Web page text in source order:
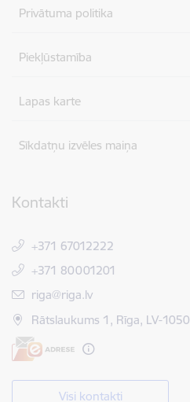
Privātuma politika
Piekļūstamība
Lapas karte
Sīkdatņu izvēles maiņa
Kontakti
+371 67012222
+371 80001201
E-pasts:
riga@riga.lv
Rātslaukums 1, Rīga, LV-1050
Visi kontakti